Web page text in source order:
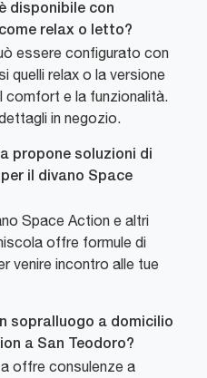
disponibile con
relax o letto?
essere configurato con
quelli relax o la versione
comfort e la funzionalità.
in negozio.
propone soluzioni di
il divano Space
Space Action e altri
offre formule di
venire incontro alle tue
sopralluogo a domicilio
a San Teodoro?
offre consulenze a